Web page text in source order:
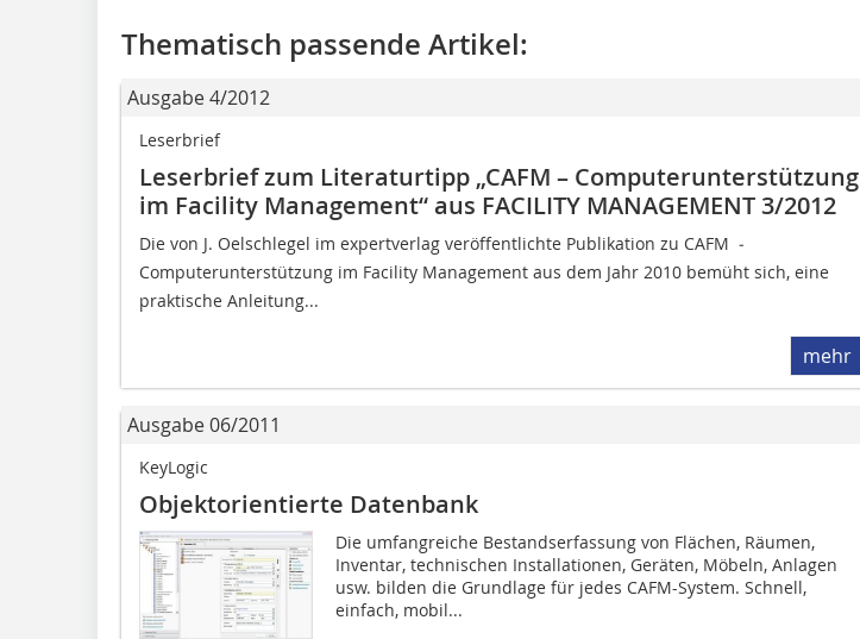
Thematisch passende Artikel:
Ausgabe 4/2012
Leserbrief
Leserbrief zum Literaturtipp „CAFM – Computerunterstützung
im ­Facility Management“ aus FACILITY MANAGEMENT 3/2012
Die von J. Oelschlegel im expertverlag veröffentlichte Publikation zu CAFM  ­
Computerunterstützung im Facility ­Management aus dem Jahr 2010 ­bemüht sich, ­eine
praktische Anleitung...
mehr
Ausgabe 06/2011
KeyLogic
Objektorientierte Datenbank
Die umfangreiche Bestandserfassung von Flächen, Räumen,
Inventar, techni­schen Installationen, Geräten, Möbeln, Anlagen
usw. bilden die Grundlage für jedes CAFM-System. Schnell,
einfach, mobil...